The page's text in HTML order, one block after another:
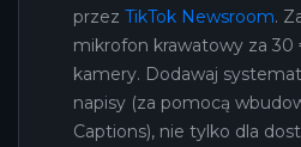
przez TikTok Newsroom.
mikrofon krawatowy za 30
kamery. Dodawaj
napisy (za pomocą
Captions), nie tylko dla